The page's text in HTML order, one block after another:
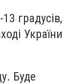
градусів,
України
Буде